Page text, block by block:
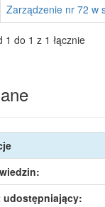
Zarządzenie nr 72 w
1 do 1 z 1 łącznie
udostępniający: